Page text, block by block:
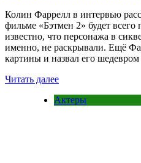
Колин Фаррелл в интервью
фильме «Бэтмен 2» будет всего
известно, что персонажа в
именно, не раскрывали. Ещё
картины и назвал его
Читать далее
Актеры